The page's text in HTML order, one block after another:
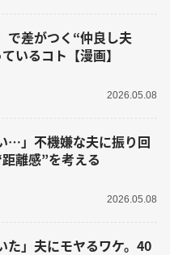
で差がつく“仲良し夫
いるコト【漫画】
2026.05.08
…」不機嫌な夫に振り回
離感”を考える
2026.05.08
た」夫にモヤるワケ。40